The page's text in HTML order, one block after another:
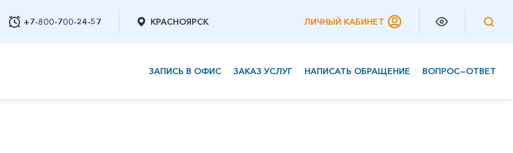
+7-800-700-24-57 КРАСНОЯРСК ЛИЧНЫЙ КАБИНЕТ
ЗАПИСЬ В ОФИС ЗАКАЗ УСЛУГ НАПИСАТЬ ОБРАЩЕНИЕ ВОПРОС—ОТВЕТ